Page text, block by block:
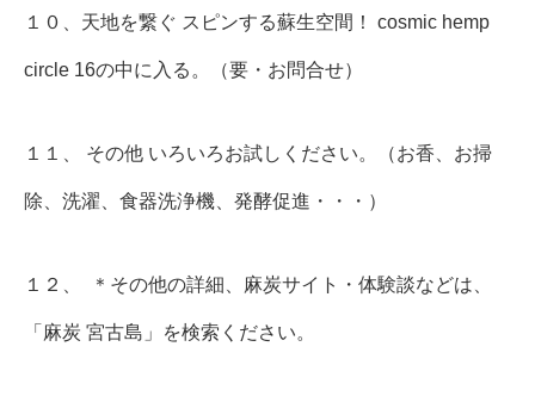
１０、天地を繋ぐ スピンする蘇生空間！ cosmic hemp
circle 16の中に入る。（要・お問合せ）
１１、 その他 いろいろお試しください。（お香、お掃
除、洗濯、食器洗浄機、発酵促進・・・）
１２、 ＊その他の詳細、麻炭サイト・体験談などは、
「麻炭 宮古島」を検索ください。